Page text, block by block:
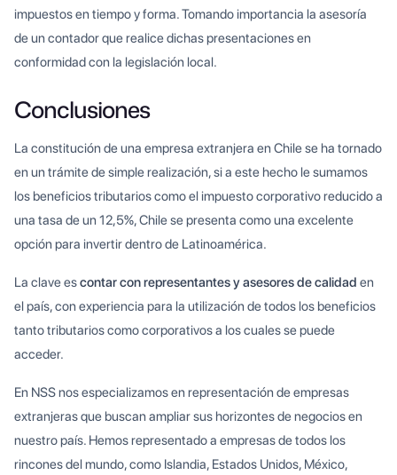
impuestos en tiempo y forma. Tomando importancia la asesoría
de un contador que realice dichas presentaciones en
conformidad con la legislación local.
Conclusiones
La constitución de una empresa extranjera en Chile se ha tornado
en un trámite de simple realización, si a este hecho le sumamos
los beneficios tributarios como el impuesto corporativo reducido a
una tasa de un 12,5%, Chile se presenta como una excelente
opción para invertir dentro de Latinoamérica.
La clave escontar con representantes y asesores de calidad en
el país, con experiencia para la utilización de todos los beneficios
tanto tributarios como corporativos a los cuales se puede
acceder.
En NSS nos especializamos en representación de empresas
extranjeras que buscan ampliar sus horizontes de negocios en
nuestro país. Hemos representado a empresas de todos los
rincones del mundo, como Islandia, Estados Unidos, México,